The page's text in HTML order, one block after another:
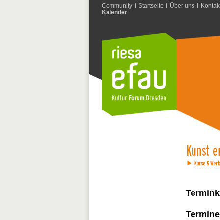
Community I Startseite I Über uns I
Kalender